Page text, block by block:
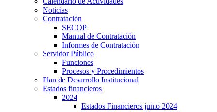
Noticias
Contratación
SECOP
Manual de Contratación
Informes de Contratación
Servidor Público
Funciones
Procesos y Procedimientos
Plan de Desarrollo Institucional
Estados financieros
2024
Estados Financieros junio 2024